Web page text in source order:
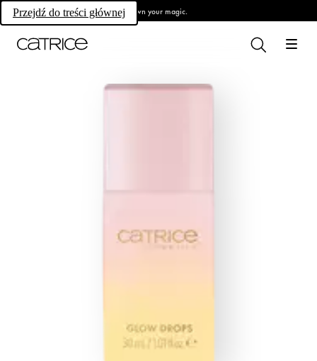
Przejdź do treści głównej Own your magic.